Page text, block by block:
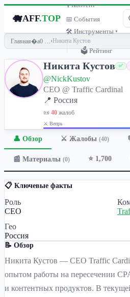
🐗AFF.TOP
🎙 Контент ▾
📅 События
🛠 Инструменты ▾
🗳 Рейтинг
Главная › Никита Кустов
Никита Кустов ✅
@NickKustov
CEO @ Traffic Cardinal
📍 Россия
📜 40 жалоб
⚔️ Вепрь
👤 Обзор ⚔️ Жалобы (40)
📰 Материалы (0) ⭐ 1,700
📋 Ключевые факты
Роль
CEO
Гео
Россия
📝 Обзор
Никита Кустов — CEO Traffic
опытом работы на пересечении
и контентных продуктов. В